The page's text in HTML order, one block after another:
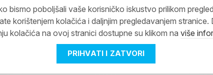
bismo poboljšali vaše korisničko iskustvo prilikom
korištenjem kolačića i daljnjim pregledavanjem stranice.
kolačića na ovoj stranici dostupne su klikom na više
PRIHVATI I ZATVORI